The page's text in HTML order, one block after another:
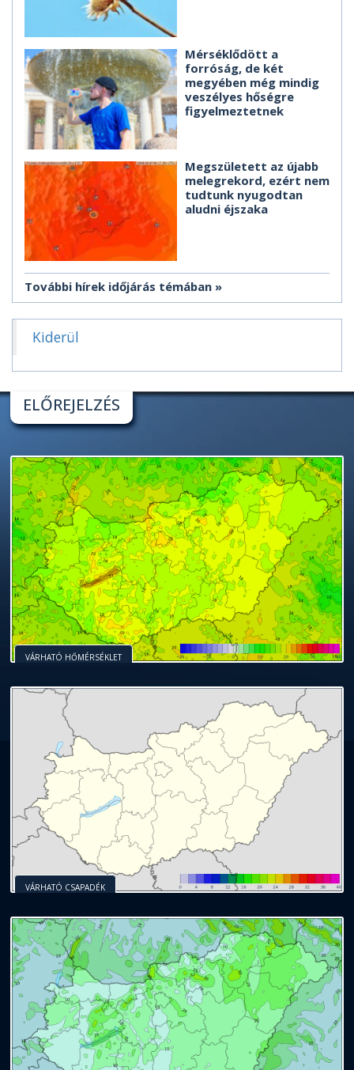
Mérséklődött a
forróság, de két
megyében még mindig
veszélyes hőségre
figyelmeztetnek
Megszületett az újabb
melegrekord, ezért nem
tudtunk nyugodtan
aludni éjszaka
További hírek időjárás témában
Kiderül
ELŐREJELZÉS
VÁRHATÓ HŐMÉRSÉKLET
VÁRHATÓ CSAPADÉK